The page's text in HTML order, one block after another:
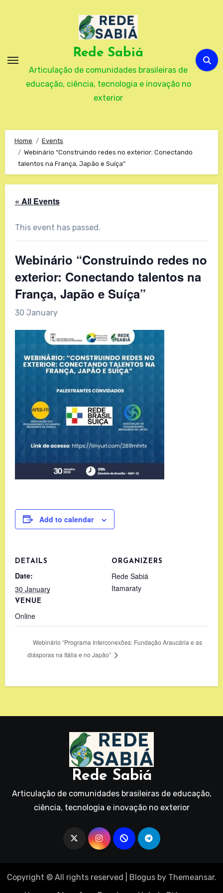
Rede Sabiá
Articulação de comunidades brasileiras de
educação, ciência, tecnologia e inovação no
exterior
Home
Events
Webinário “Construindo redes no exterior: Conectando
talentos na França, Japão e Suíça”
« All Events
This event has passed.
Webinário “Construindo redes no
exterior: Conectando talentos na
França, Japão e Suíça”
30 January
Add to calendar
DETAILS
Date:
30 January
VENUE
Online
ORGANIZERS
Rede Sabiá
Itamaraty
Webinário “Programa Interconexões: Fundação Araucária e as
diásporas na Itália e no Japão”
Rede Sabiá
Articulação de comunidades brasileiras de educação,
ciência, tecnologia e inovação no exterior
Copyright © All rights reserved Blogusby Themeansar.